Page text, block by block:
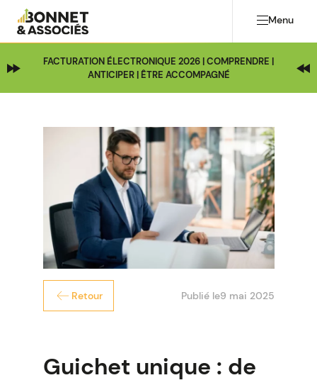
Menu
FACTURATION ÉLECTRONIQUE 2026 | COMPRENDRE |
ANTICIPER | ÊTRE ACCOMPAGNÉ
Retour Publié le9 mai 2025
Guichet unique : de